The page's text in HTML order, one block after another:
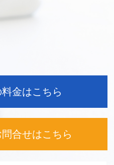
料金はこちら
合せはこちら